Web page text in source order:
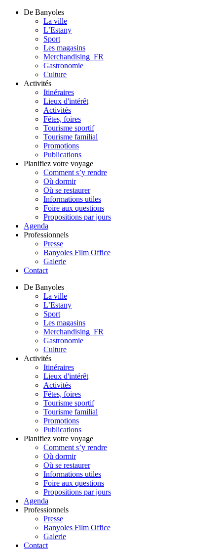
De Banyoles
La ville
L’Estany
Sport
Les magasins
Merchandising_FR
Gastronomie
Culture
Activités
Itinéraires
Lieux d'intérêt
Activités
Fêtes, foires
Tourisme sportif
Tourisme familial
Promotions
Publications
Planifiez votre voyage
Comment s’y rendre
Où dormir
Où se restaurer
Informations utiles
Foire aux questions
Propositions par jours
Agenda
Professionnels
Presse
Banyoles Film Office
Galerie
Contact
De Banyoles
La ville
L’Estany
Sport
Les magasins
Merchandising_FR
Gastronomie
Culture
Activités
Itinéraires
Lieux d'intérêt
Activités
Fêtes, foires
Tourisme sportif
Tourisme familial
Promotions
Publications
Planifiez votre voyage
Comment s’y rendre
Où dormir
Où se restaurer
Informations utiles
Foire aux questions
Propositions par jours
Agenda
Professionnels
Presse
Banyoles Film Office
Galerie
Contact